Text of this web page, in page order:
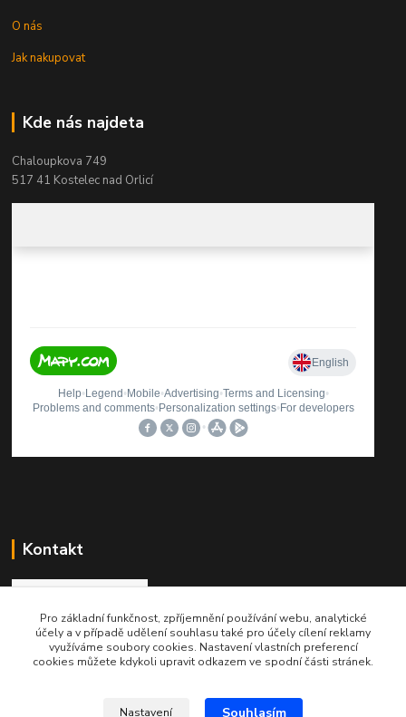
O nás
Jak nakupovat
Kde nás najdeta
Chaloupkova 749
517 41 Kostelec nad Orlicí
Kontakt
Roman Brož
+420 737 174 021
Pro základní funkčnost, zpříjemnění používání webu, analytické
účely a v případě udělení souhlasu také pro účely cílení reklamy
využíváme soubory cookies. Nastavení vlastních preferencí
cookies můžete kdykoli upravit odkazem ve spodní části stránek.
Nastavení Souhlasím